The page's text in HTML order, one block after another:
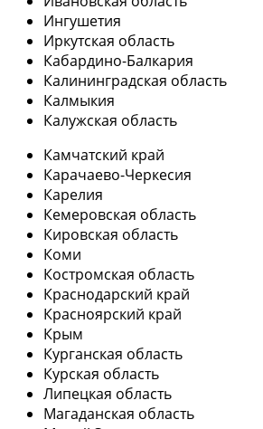
Ингушетия
Иркутская область
Кабардино-Балкария
Калининградская область
Калмыкия
Калужская область
Камчатский край
Карачаево-Черкесия
Карелия
Кемеровская область
Кировская область
Коми
Костромская область
Краснодарский край
Красноярский край
Крым
Курганская область
Курская область
Липецкая область
Магаданская область